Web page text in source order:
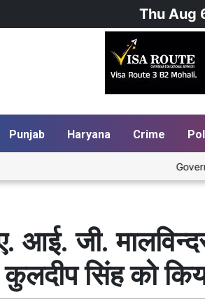
Thu Aug
Punjab Haryana Crime
आई. जी.
सिंह को